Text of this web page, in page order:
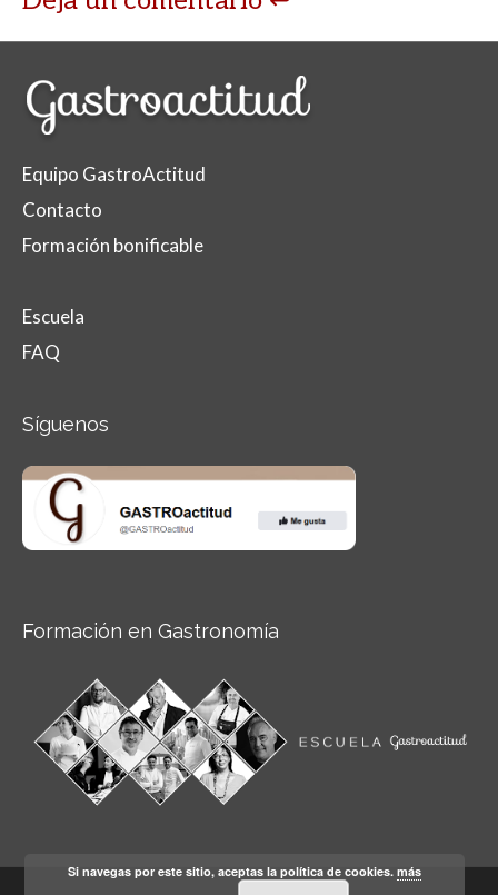
Equipo GastroActitud
Contacto
Formación bonificable
Escuela
FAQ
Síguenos
Formación en Gastronomía
Si navegas por este sitio, aceptas la política de cookies.más